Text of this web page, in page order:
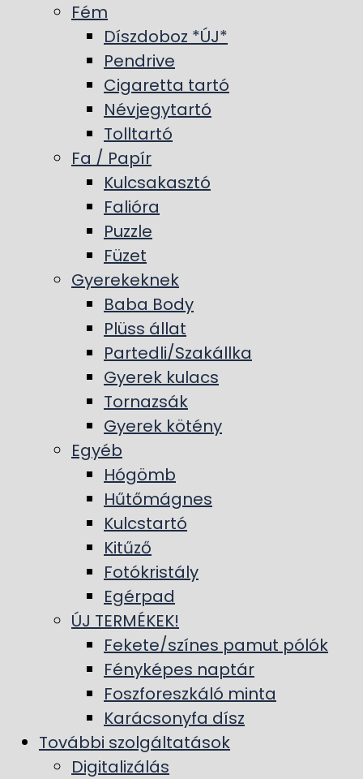
Fém
Díszdoboz *ÚJ*
Pendrive
Cigaretta tartó
Névjegytartó
Tolltartó
Fa / Papír
Kulcsakasztó
Falióra
Puzzle
Füzet
Gyerekeknek
Baba Body
Plüss állat
Partedli/Szakállka
Gyerek kulacs
Tornazsák
Gyerek kötény
Egyéb
Hógömb
Hűtőmágnes
Kulcstartó
Kitűző
Fotókristály
Egérpad
ÚJ TERMÉKEK!
Fekete/színes pamut pólók
Fényképes naptár
Foszforeszkáló minta
Karácsonyfa dísz
További szolgáltatások
Digitalizálás